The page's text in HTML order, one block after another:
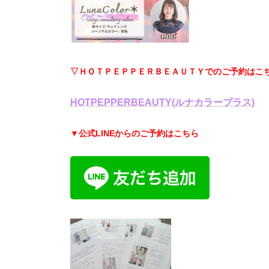
▽ＨＯＴＰＥＰＰＥＲＢＥＡＵＴＹでのご予約はこ
HOTPEPPERBEAUTY(ルナカラープラス)
▼公式LINEからのご予約はこちら